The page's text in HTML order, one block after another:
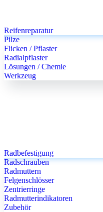
Reifenreparatur
Pilze
Flicken / Pflaster
Radialpflaster
Lösungen / Chemie
Werkzeug
Radbefestigung
Radschrauben
Radmuttern
Felgenschlösser
Zentrierringe
Radmutterindikatoren
Zubehör